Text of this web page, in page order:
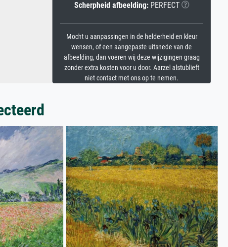
Scherpheid afbeelding:PERFECT
Mocht u aanpassingen in de helderheid en kleur
wensen, of een aangepaste uitsnede van de
afbeelding, dan voeren wij deze wijzigingen graag
zonder extra kosten voor u door. Aarzel alstublieft
niet contact met ons op te nemen.